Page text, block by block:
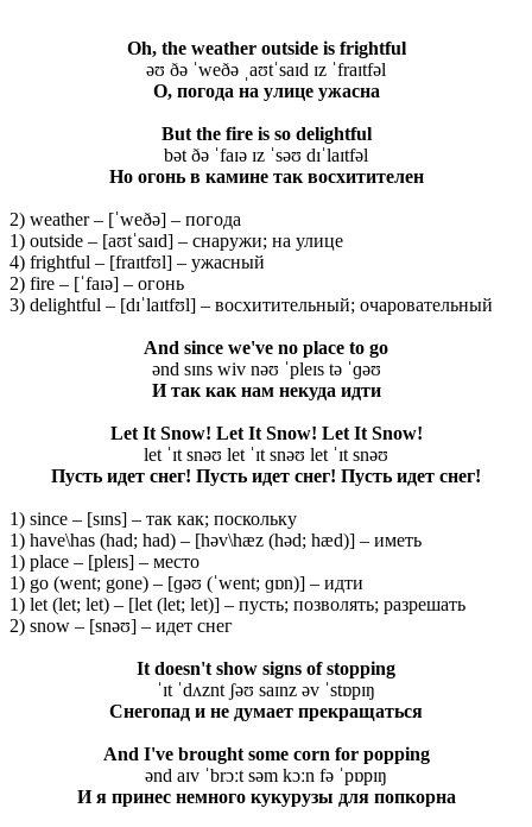
Oh, the weather outside is frightful
əʊ ðə ˈweðə ˌaʊtˈsaɪd ɪz ˈfraɪtfəl
О, погода на улице ужасна
But the fire is so delightful
bət ðə ˈfaɪə ɪz ˈsəʊ dɪˈlaɪtfəl
Но огонь в камине так восхитителен
2) weather – [ˈweðə] – погода
1) outside – [aʊtˈsaɪd] – снаружи; на улице
4) frightful – [fraɪtfʊl] – ужасный
2) fire – [ˈfaɪə] – огонь
3) delightful – [dɪˈlaɪtfʊl] – восхитительный; очаровательный
And since we've no place to go
ənd sɪns wiv nəʊ ˈpleɪs tə ˈɡəʊ
И так как нам некуда идти
Let It Snow! Let It Snow! Let It Snow!
let ˈɪt snəʊ let ˈɪt snəʊ let ˈɪt snəʊ
Пусть идет снег! Пусть идет снег! Пусть идет снег!
1) since – [sɪns] – так как; поскольку
1) have\has (had; had) – [həv\hæz (həd; hæd)] – иметь
1) place – [pleɪs] – место
1) go (went; gone) – [ɡəʊ (ˈwent; ɡɒn)] – идти
1) let (let; let) – [let (let; let)] – пусть; позволять; разрешать
2) snow – [snəʊ] – идет снег
It doesn't show signs of stopping
ˈɪt ˈdʌznt ʃəʊ saɪnz əv ˈstɒpɪŋ
Снегопад и не думает прекращаться
And I've brought some corn for popping
ənd aɪv ˈbrɔːt səm kɔːn fə ˈpɒpɪŋ
И я принес немного кукурузы для попкорна